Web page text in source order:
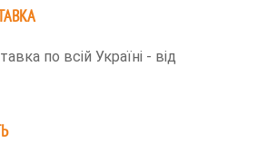
по всій Україні - від